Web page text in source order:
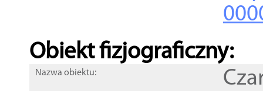
Obiekt fizjograficzny:
Nazwa obiektu: